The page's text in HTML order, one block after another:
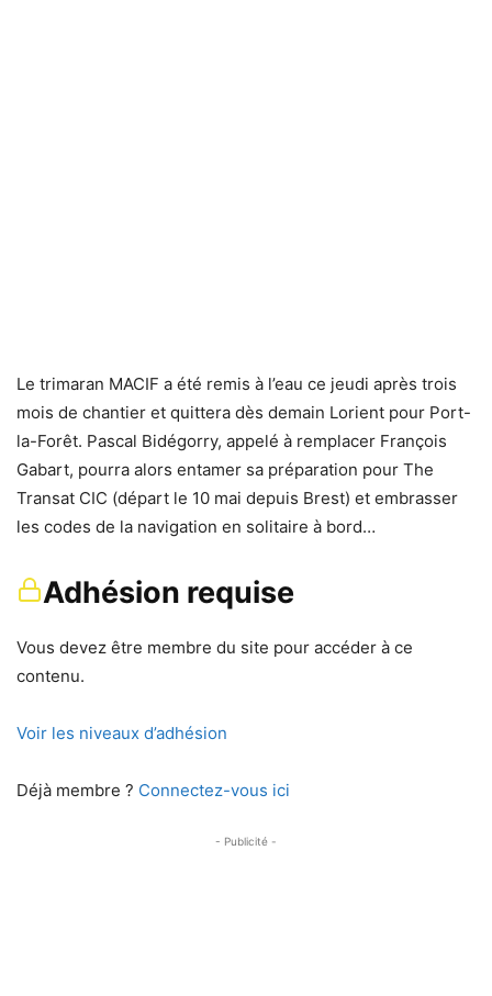
Le trimaran MACIF a été remis à l’eau ce jeudi après trois
mois de chantier et quittera dès demain Lorient pour Port-
la-Forêt. Pascal Bidégorry, appelé à remplacer François
Gabart, pourra alors entamer sa préparation pour The
Transat CIC (départ le 10 mai depuis Brest) et embrasser
les codes de la navigation en solitaire à bord…
Adhésion requise
Vous devez être membre du site pour accéder à ce
contenu.
Voir les niveaux d’adhésion
Déjà membre ? Connectez-vous ici
- Publicité -